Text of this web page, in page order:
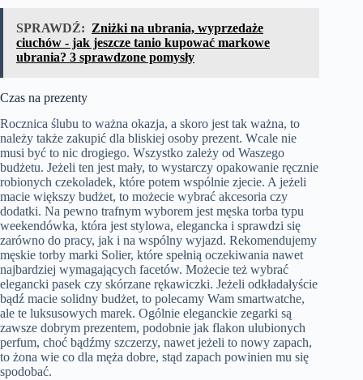
SPRAWDŹ: Zniżki na ubrania, wyprzedaże
ciuchów - jak jeszcze tanio kupować markowe
ubrania? 3 sprawdzone pomysły
Czas na prezenty
Rocznica ślubu to ważna okazja, a skoro jest tak ważna, to
należy także zakupić dla bliskiej osoby prezent. Wcale nie
musi być to nic drogiego. Wszystko zależy od Waszego
budżetu. Jeżeli ten jest mały, to wystarczy opakowanie ręcznie
robionych czekoladek, które potem wspólnie zjecie. A jeżeli
macie większy budżet, to możecie wybrać akcesoria czy
dodatki. Na pewno trafnym wyborem jest męska torba typu
weekendówka, która jest stylowa, elegancka i sprawdzi się
zarówno do pracy, jak i na wspólny wyjazd. Rekomendujemy
męskie torby marki Solier, które spełnią oczekiwania nawet
najbardziej wymagających facetów. Możecie też wybrać
elegancki pasek czy skórzane rękawiczki. Jeżeli odkładałyście
bądź macie solidny budżet, to polecamy Wam smartwatche,
ale te luksusowych marek. Ogólnie eleganckie zegarki są
zawsze dobrym prezentem, podobnie jak flakon ulubionych
perfum, choć bądźmy szczerzy, nawet jeżeli to nowy zapach,
to żona wie co dla męża dobre, stąd zapach powinien mu się
spodobać.